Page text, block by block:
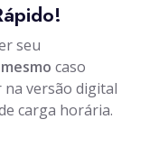
seu
caso
versão digital
carga horária.